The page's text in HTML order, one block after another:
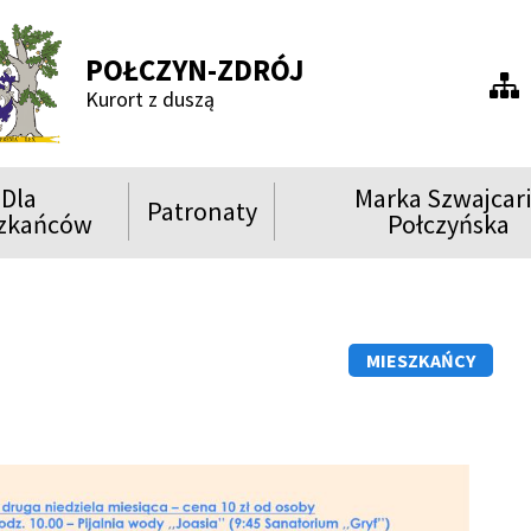
POŁCZYN-ZDRÓJ
Kurort z duszą
Menu
Dla
Rozwiń
menu
Patronaty
menu
Marka
Połczyńska
MIESZKAŃCY